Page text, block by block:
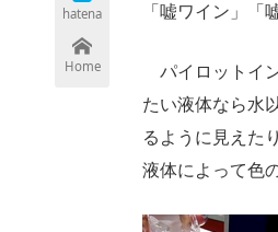
hatena
Home
「嘘ワイン」「
パイロットイ
たい液体なら水
るように見えた
液体によって色